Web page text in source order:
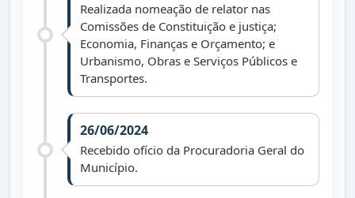
Realizada nomeação de relator nas
Comissões de Constituição e justiça;
Economia, Finanças e Orçamento; e
Urbanismo, Obras e Serviços Públicos e
Transportes.
26/06/2024
Recebido ofício da Procuradoria Geral do
Município.